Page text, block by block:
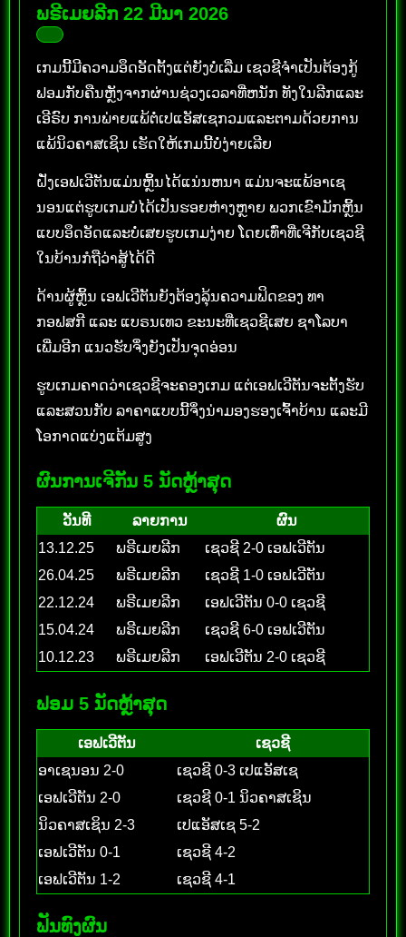
ພຣີເມຍລີກ 22 ມີນາ 2026
ເກມນີ້ມີຄວາມອຶດອັດຕັ້ງແຕ່ຍັງບໍ່ເລີ່ມ ເຊວຊີຈຳເປັນຕ້ອງກູ້
ຟອມກັບຄືນຫຼັງຈາກຜ່ານຊ່ວງເວລາທີ່ຫນັກ ທັງໃນລີກແລະ
ເອີຣົບ ການພ່າຍແພ້ຕໍ່ເປແອັສເຊກວມແລະຕາມດ້ວຍການ
ແພ້ນິວຄາສເຊິນ ເຮັດໃຫ້ເກມນີ້ບໍ່ງ່າຍເລີຍ
ຝັ່ງເອຟເວີຕັນແມ່ນຫຼິ້ນໄດ້ແນ່ນຫນາ ແມ່ນຈະແພ້ອາເຊ
ນອນແຕ່ຮູບເກມບໍ່ໄດ້ເປັນຮອຍຫ່າງຫຼາຍ ພວກເຂົາມັກຫຼິ້ນ
ແບບອຶດອັດແລະບໍ່ເສຍຮູບເກມງ່າຍ ໂດຍເທົ່າທີ່ເຈີກັບເຊວຊີ
ໃນບ້ານກໍຖືວ່າສູ້ໄດ້ດີ
ດ້ານຜູ້ຫຼິ້ນ ເອຟເວີຕັນຍັງຕ້ອງລຸ້ນຄວາມຟິດຂອງ ທາ
ກອຟສກີ ແລະ ແບຣນເທວ ຂະນະທີ່ເຊວຊີເສຍ ຊາໂລບາ
ເພີ່ມອີກ ແນວຮັບຈຶ່ງຍັງເປັນຈຸດອ່ອນ
ຮູບເກມຄາດວ່າເຊວຊີຈະຄອງເກມ ແຕ່ເອຟເວີຕັນຈະຕັ້ງຮັບ
ແລະສວນກັບ ລາຄາແບບນີ້ຈຶ່ງນ່າມອງຮອງເຈົ້າບ້ານ ແລະມີ
ໂອກາດແບ່ງແຕ້ມສູງ
ຜົນການເຈີກັນ 5 ນັດຫຼ້າສຸດ
ວັນທີ ລາຍການ
ຜົນ
13.12.25
ພຣີເມຍລີກ
ເຊວຊີ 2-0 ເອຟເວີຕັນ
26.04.25
ພຣີເມຍລີກ
ເຊວຊີ 1-0 ເອຟເວີຕັນ
22.12.24
ພຣີເມຍລີກ
ເອຟເວີຕັນ 0-0 ເຊວຊີ
15.04.24
ພຣີເມຍລີກ
ເຊວຊີ 6-0 ເອຟເວີຕັນ
10.12.23
ພຣີເມຍລີກ ເອຟເວີຕັນ 2-0 ເຊວຊີ
ຟອມ 5 ນັດຫຼ້າສຸດ
ເອຟເວີຕັນ
ເຊວຊີ
ອາເຊນອນ 2-0
ເຊວຊີ 0-3 ເປແອັສເຊ
ເອຟເວີຕັນ 2-0
ເຊວຊີ 0-1 ນິວຄາສເຊິນ
ນິວຄາສເຊິນ 2-3
ເປແອັສເຊ 5-2
ເອຟເວີຕັນ 0-1
ເຊວຊີ 4-2
ເອຟເວີຕັນ 1-2
ເຊວຊີ 4-1
ຟັນທົງຜົນ